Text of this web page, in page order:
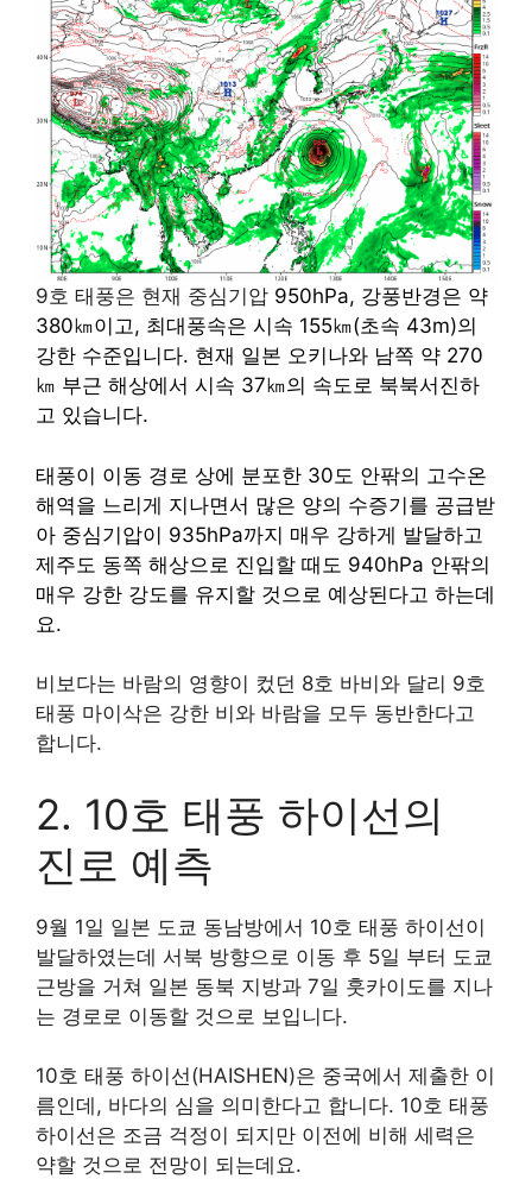
9호 태풍은 현재 중심기압 950hPa, 강풍반경은 약
380㎞이고, 최대풍속은 시속 155㎞(초속 43m)의
강한 수준입니다. 현재 일본 오키나와 남쪽 약 270
㎞ 부근 해상에서 시속 37㎞의 속도로 북북서진하
고 있습니다.
태풍이 이동 경로 상에 분포한 30도 안팎의 고수온
해역을 느리게 지나면서 많은 양의 수증기를 공급받
아 중심기압이 935hPa까지 매우 강하게 발달하고
제주도 동쪽 해상으로 진입할 때도 940hPa 안팎의
매우 강한 강도를 유지할 것으로 예상된다고 하는데
요.
비보다는 바람의 영향이 컸던 8호 바비와 달리 9호
태풍 마이삭은 강한 비와 바람을 모두 동반한다고
합니다.
2. 10호 태풍 하이선의
진로 예측
9월 1일 일본 도쿄 동남방에서 10호 태풍 하이선이
발달하였는데 서북 방향으로 이동 후 5일 부터 도쿄
근방을 거쳐 일본 동북 지방과 7일 훗카이도를 지나
는 경로로 이동할 것으로 보입니다.
10호 태풍 하이선(HAISHEN)은 중국에서 제출한 이
름인데, 바다의 심을 의미한다고 합니다. 10호 태풍
하이선은 조금 걱정이 되지만 이전에 비해 세력은
약할 것으로 전망이 되는데요.